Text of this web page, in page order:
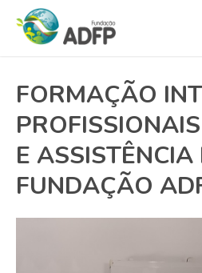
FORMAÇÃO
E
FUNDAÇÃO